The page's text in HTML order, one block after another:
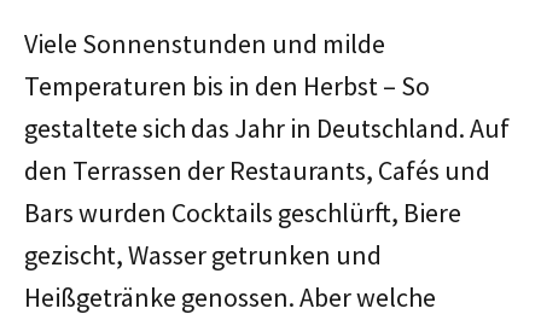
Viele Sonnenstunden und milde
Temperaturen bis in den Herbst – So
gestaltete sich das Jahr in Deutschland. Auf
den Terrassen der Restaurants, Cafés und
Bars wurden Cocktails geschlürft, Biere
gezischt, Wasser getrunken und
Heißgetränke genossen. Aber welche